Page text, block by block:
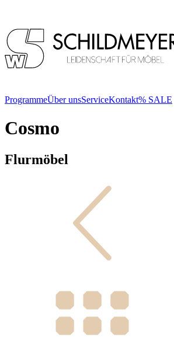
ProgrammeÜber unsServiceKontakt% SALE
Cosmo
Flur­möbel